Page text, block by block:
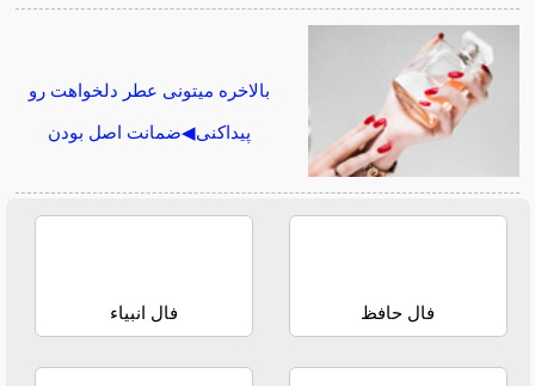
بالاخره میتونی عطر دلخواهت رو
پیداکنی◀ضمانت اصل بودن
فال حافظ فال انبیاء